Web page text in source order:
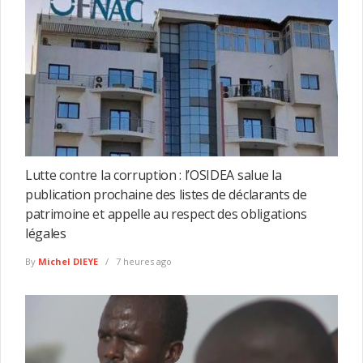
Lutte contre la corruption : l’OSIDEA salue la
publication prochaine des listes de déclarants de
patrimoine et appelle au respect des obligations
légales
By Michel DIEYE 7 heures ago